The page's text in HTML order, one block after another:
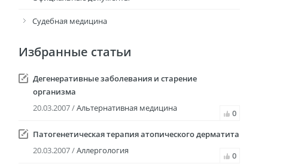
Судебная медицина
Избранные статьи
Дегенеративные заболевания и старение
организма
20.03.2007 /Альтернативная медицина
0
Патогенетическая терапия атопического дерматита
20.03.2007 /Аллергология 0